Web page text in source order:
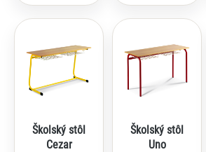
Školský stôl
Cezar
Školský stôl
Uno